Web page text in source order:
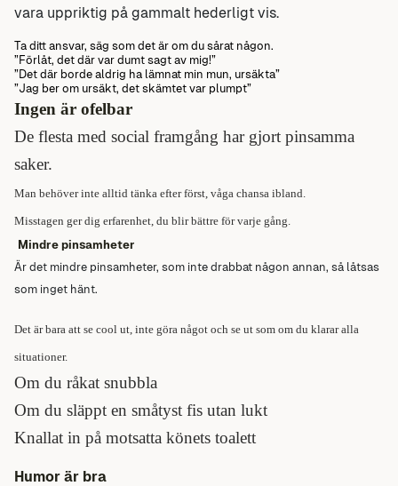
vara uppriktig på gammalt hederligt vis.
Ta ditt ansvar, säg som det är om du sårat någon.
”Förlåt, det där var dumt sagt av mig!”
”Det där borde aldrig ha lämnat min mun, ursäkta”
”Jag ber om ursäkt, det skämtet var plumpt”
Ingen är ofelbar
De flesta med social framgång har gjort pinsamma
saker.
Man behöver inte alltid tänka efter först, våga chansa ibland.
Misstagen ger dig erfarenhet, du blir bättre för varje gång.
Mindre pinsamheter
Är det mindre pinsamheter, som inte drabbat någon annan, så låtsas
som inget hänt.
Det är bara att se cool ut, inte göra något och se ut som om du klarar alla
situationer.
Om du råkat snubbla
Om du släppt en småtyst fis utan lukt
Knallat in på motsatta könets toalett
Humor är bra